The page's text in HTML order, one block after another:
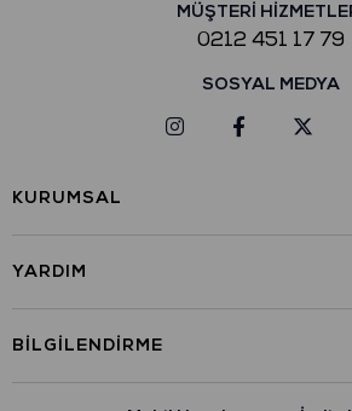
MÜŞTERİ
0212 451 17 79
SOSYAL MEDYA
KURUMSAL
YARDIM
BILGILENDIRME